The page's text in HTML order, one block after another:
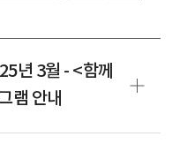
년 3월 - <함께
램 안내